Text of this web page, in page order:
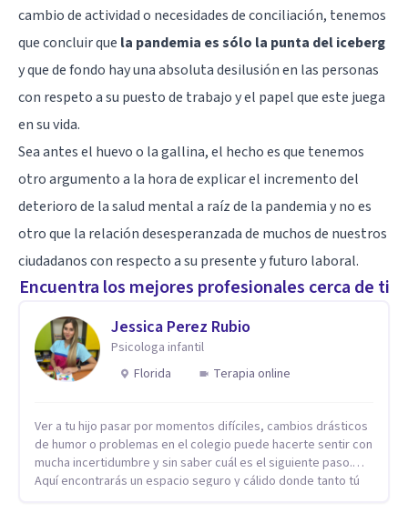
cambio de actividad o necesidades de conciliación, tenemos
que concluir que la pandemia es sólo la punta del iceberg
y que de fondo hay una absoluta desilusión en las personas
con respeto a su puesto de trabajo y el papel que este juega
en su vida.
Sea antes el huevo o la gallina, el hecho es que tenemos
otro argumento a la hora de explicar el incremento del
deterioro de la salud mental a raíz de la pandemia y no es
otro que la relación desesperanzada de muchos de nuestros
ciudadanos con respecto a su presente y futuro laboral.
Encuentra los mejores profesionales cerca de ti
Jessica Perez Rubio
Psicologa infantil
Florida
Terapia online
Ver a tu hijo pasar por momentos difíciles, cambios drásticos
de humor o problemas en el colegio puede hacerte sentir con
mucha incertidumbre y sin saber cuál es el siguiente paso.
Aquí encontrarás un espacio seguro y cálido donde tanto tú